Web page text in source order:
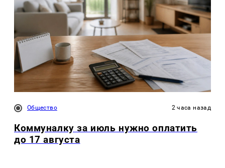
Общество 2 часа назад
Коммуналку за июль нужно оплатить
до 17 августа